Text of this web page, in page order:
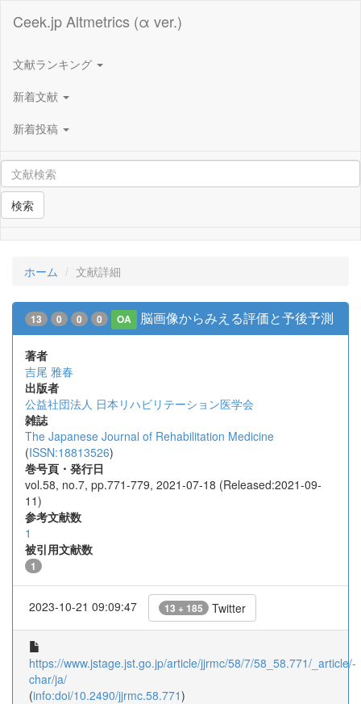
Ceek.jp Altmetrics (α ver.)
文献ランキング
新着文献
新着投稿
検索
ホーム 文献詳細
13 0 0 0 OA 脳画像からみえる評価と予後予測
著者
吉尾 雅春
出版者
公益社団法人 日本リハビリテーション医学会
雑誌
The Japanese Journal of Rehabilitation Medicine
(ISSN:18813526)
巻号頁・発行日
vol.58, no.7, pp.771-779, 2021-07-18 (Released:2021-09-
11)
参考文献数
1
被引用文献数
1
2023-10-21 09:09:47 13 + 185 Twitter
https://www.jstage.jst.go.jp/article/jjrmc/58/7/58_58.771/_article/-
char/ja/
(info:doi/10.2490/jjrmc.58.771)